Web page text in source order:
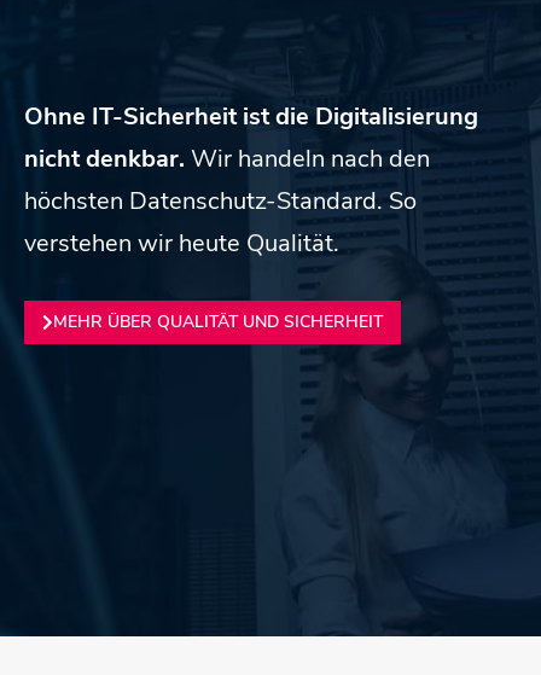
Ohne IT-Sicherheit ist die Digitalisierung
nicht denkbar. Wir handeln nach den
höchsten Datenschutz-Standard. So
verstehen wir heute Qualität.
MEHR ÜBER QUALITÄT UND SICHERHEIT